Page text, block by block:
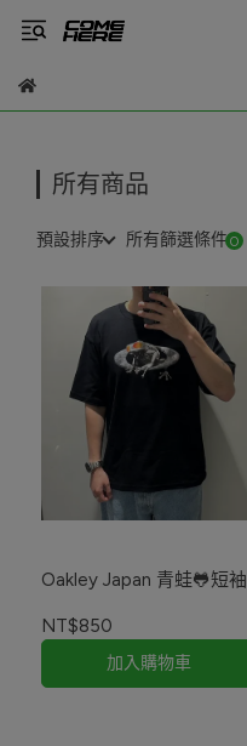
所有商品
預設排序 所有篩選條件
Oakley Japan 青蛙🐸短袖
NT$850
加入購物車